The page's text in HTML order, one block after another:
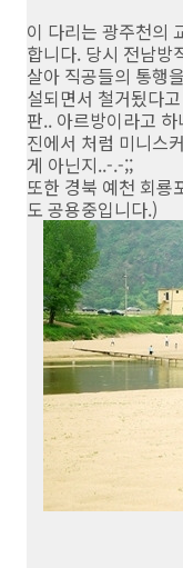
이 다리는 광주천의
합니다. 당시 전남방
살아 직공들의 통행
설되면서 철거됬다
판.. 아르방이라고
진에서 처럼 미니스
게 아닌지..-.-;;
또한 경북 예천 회룡
도 공용중입니다.)